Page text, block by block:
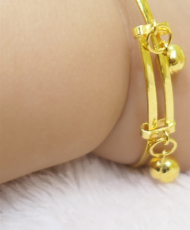
４．使用「AFTEE先享後付」時，將依據個別
時審查核予不同之上限額度；若仍有額度不足
５．嚴禁一人註冊多個帳號或使用他人資訊註
恩沛科技股份有限公司將有權停止該用戶之使